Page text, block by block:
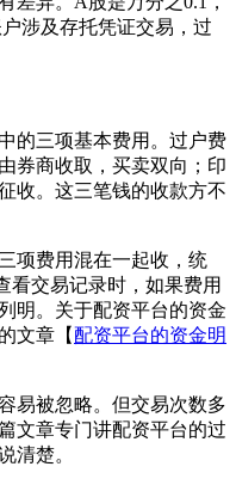
涉及存托凭证交易，过
的三项基本费用。过户费
券商收取，买卖双向；印
收。这三笔钱的收款方不
项费用混在一起收，统
看交易记录时，如果费用
明。关于配资平台的资金
文章【配资平台的资金明
易被忽略。但交易次数多
文章专门讲配资平台的过
清楚。